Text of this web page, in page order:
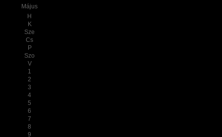
Május
H
K
Sze
Cs
P
Szo
V
1
2
3
4
5
6
7
8
9